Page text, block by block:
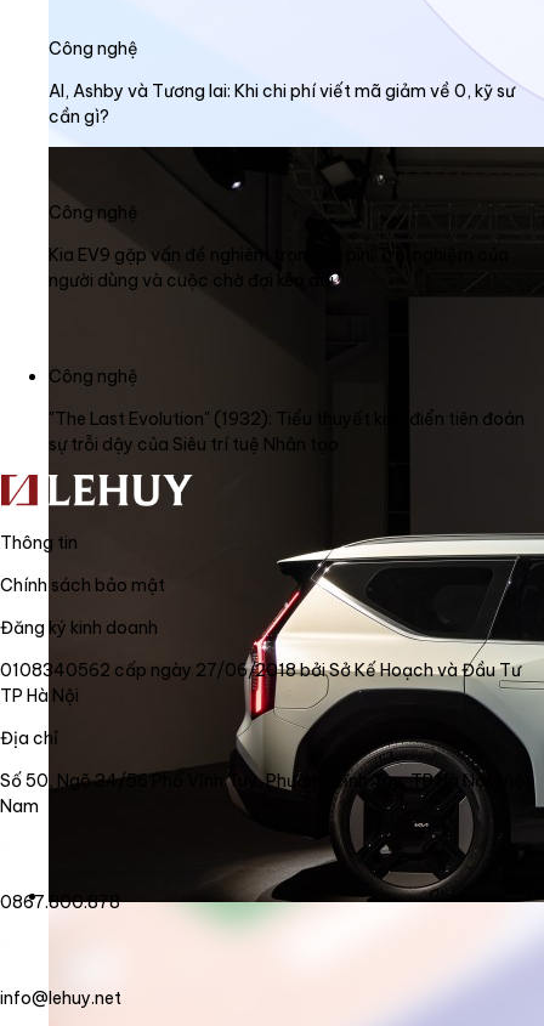
Công nghệ
AI, Ashby và Tương lai: Khi chi phí viết mã giảm về 0, kỹ sư
cần gì?
Công nghệ
Kia EV9 gặp vấn đề nghiêm trọng về pin: Trải nghiệm của
người dùng và cuộc chờ đợi kéo dài
Công nghệ
"The Last Evolution" (1932): Tiểu thuyết kinh điển tiên đoán
sự trỗi dậy của Siêu trí tuệ Nhân tạo
Thông tin
Chính sách bảo mật
Đăng ký kinh doanh
0108340562 cấp ngày 27/06/2018 bởi Sở Kế Hoạch và Đầu Tư
TP Hà Nội
Địa chỉ
Số 50, Ngõ 34/56 Phố Vĩnh Tuy, Phường Vĩnh Tuy, TP Hà Nội, Việt
Nam
0867.800.878
info@lehuy.net